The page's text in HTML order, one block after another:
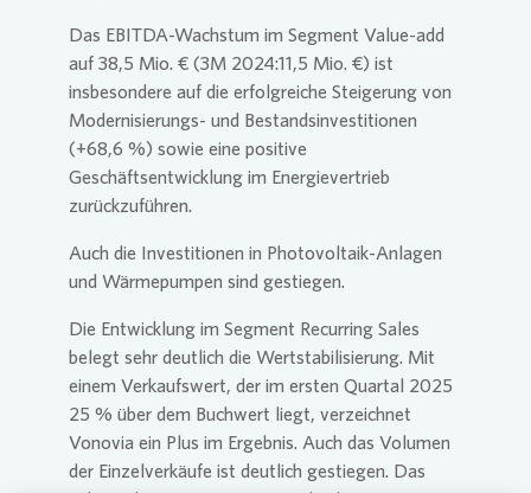
Das EBITDA-Wachstum im Segment Value-add
auf 38,5 Mio. € (3M 2024:11,5 Mio. €) ist
insbesondere auf die erfolgreiche Steigerung von
Modernisierungs- und Bestandsinvestitionen
(+68,6 %) sowie eine positive
Geschäftsentwicklung im Energievertrieb
zurückzuführen.
Auch die Investitionen in Photovoltaik-Anlagen
und Wärmepumpen sind gestiegen.
Die Entwicklung im Segment Recurring Sales
belegt sehr deutlich die Wertstabilisierung. Mit
einem Verkaufswert, der im ersten Quartal 2025
25 % über dem Buchwert liegt, verzeichnet
Vonovia ein Plus im Ergebnis. Auch das Volumen
der Einzelverkäufe ist deutlich gestiegen. Das